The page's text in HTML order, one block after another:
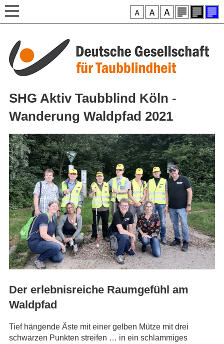
Direkt zum Inhalt
Style-Switcher
SHG Aktiv Taubblind Köln -
Wanderung Waldpfad 2021
Der erlebnisreiche Raumgefühl am
Waldpfad​
Tief hängende Äste mit einer gelben Mütze mit drei
schwarzen Punkten streifen … in ein schlammiges